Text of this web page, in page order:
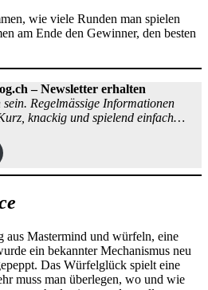
wie viele Runden man spielen
am Ende den Gewinner, den besten
– Newsletter erhalten
Regelmässige Informationen
knackig und spielend einfach…
aus Mastermind und würfeln, eine
ein bekannter Mechanismus neu
Das Würfelglück spielt eine
muss man überlegen, wo und wie